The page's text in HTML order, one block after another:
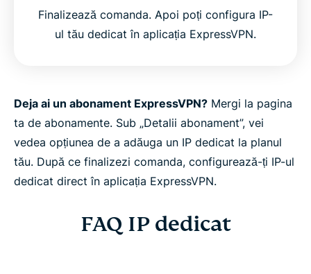
Finalizează comanda. Apoi poți configura IP-
ul tău dedicat în aplicația ExpressVPN.
Deja ai un abonament ExpressVPN? Mergi la pagina
ta de abonamente. Sub „Detalii abonament”, vei
vedea opțiunea de a adăuga un IP dedicat la planul
tău. După ce finalizezi comanda, configurează-ți IP-ul
dedicat direct în aplicația ExpressVPN.
FAQ IP dedicat